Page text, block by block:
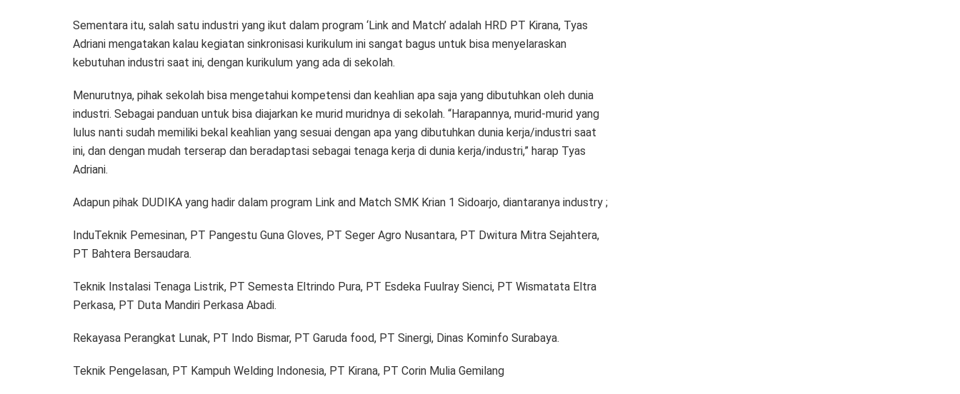
Sementara itu, salah satu industri yang ikut dalam program ‘Link and Match’ adalah HRD PT Kirana, Tyas
Adriani mengatakan kalau kegiatan sinkronisasi kurikulum ini sangat bagus untuk bisa menyelaraskan
kebutuhan industri saat ini, dengan kurikulum yang ada di sekolah.
Menurutnya, pihak sekolah bisa mengetahui kompetensi dan keahlian apa saja yang dibutuhkan oleh dunia
industri. Sebagai panduan untuk bisa diajarkan ke murid muridnya di sekolah. “Harapannya, murid-murid yang
lulus nanti sudah memiliki bekal keahlian yang sesuai dengan apa yang dibutuhkan dunia kerja/industri saat
ini, dan dengan mudah terserap dan beradaptasi sebagai tenaga kerja di dunia kerja/industri,” harap Tyas
Adriani.
Adapun pihak DUDIKA yang hadir dalam program Link and Match SMK Krian 1 Sidoarjo, diantaranya industry ;
InduTeknik Pemesinan, PT Pangestu Guna Gloves, PT Seger Agro Nusantara, PT Dwitura Mitra Sejahtera,
PT Bahtera Bersaudara.
Teknik Instalasi Tenaga Listrik, PT Semesta Eltrindo Pura, PT Esdeka Fuulray Sienci, PT Wismatata Eltra
Perkasa, PT Duta Mandiri Perkasa Abadi.
Rekayasa Perangkat Lunak, PT Indo Bismar, PT Garuda food, PT Sinergi, Dinas Kominfo Surabaya.
Teknik Pengelasan, PT Kampuh Welding Indonesia, PT Kirana, PT Corin Mulia Gemilang